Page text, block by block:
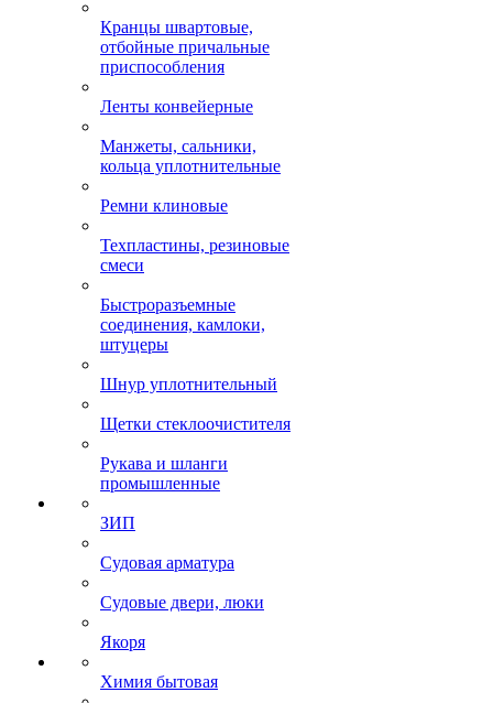
Кранцы швартовые,
отбойные причальные
приспособления
Ленты конвейерные
Манжеты, сальники,
кольца уплотнительные
Ремни клиновые
Техпластины, резиновые
смеси
Быстроразъемные
соединения, камлоки,
штуцеры
Шнур уплотнительный
Щетки стеклоочистителя
Рукава и шланги
промышленные
ЗИП
Судовая арматура
Судовые двери, люки
Якоря
Химия бытовая